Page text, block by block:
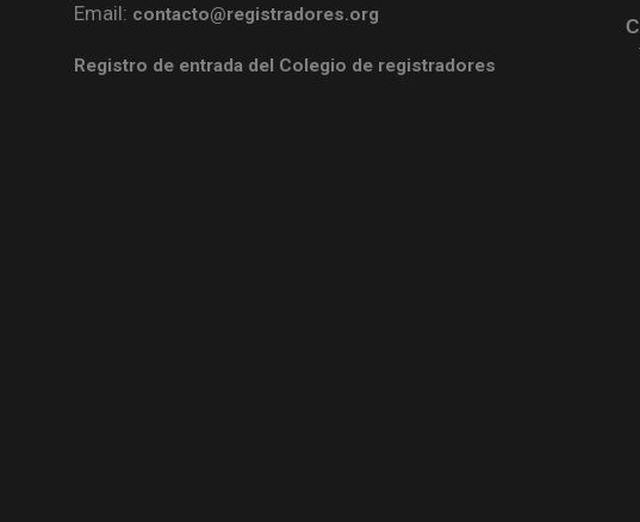
Email: contacto@registradores.org
Registro de entrada del Colegio de registradores